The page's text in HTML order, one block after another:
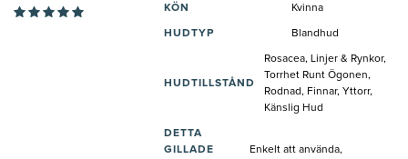
KÖN Kvinna
HUDTYP Blandhud
HUDTILLSTÅND
Rosacea, Linjer & Rynkor,
Torrhet Runt Ögonen,
Rodnad, Finnar, Yttorr,
Känslig Hud
DETTA
GILLADE
Enkelt att använda,